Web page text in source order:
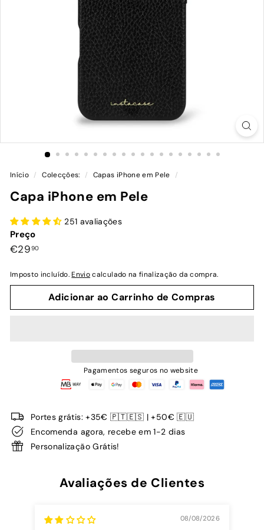
Início / Colecções: / Capas iPhone em Pele /
Capa iPhone em Pele
251 avaliações
Preço
Preço
€2990€29,90
Imposto incluído.Enviocalculado na finalização da compra.
Adicionar ao Carrinho de Compras
Pagamentos seguros no website
Portes grátis: +35€ 🇵🇹🇪🇸 | +50€ 🇪🇺
Encomenda agora, recebe em 1-2 dias
Personalização Grátis!
Avaliações de Clientes
08/08/2026